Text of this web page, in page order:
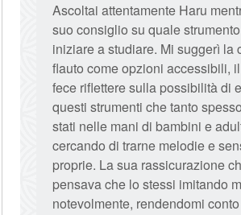
Ascoltai attentamente Haru
suo consiglio su quale
iniziare a studiare. Mi suggerì la
flauto come opzioni accessibili,
fece riflettere sulla possibilità di
questi strumenti che tanto
stati nelle mani di bambini e
cercando di trarne melodie e
proprie. La sua rassicurazione
pensava che lo stessi imitando
notevolmente, rendendomi